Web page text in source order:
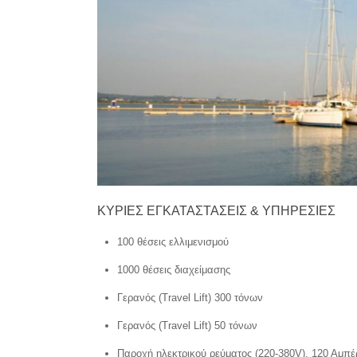
ΚΥΡΙΕΣ ΕΓΚΑΤΑΣΤΑΣΕΙΣ & ΥΠΗΡΕΣΙΕΣ
100 θέσεις ελλιμενισμού
1000 θέσεις διαχείμασης
Γερανός (Travel Lift) 300 τόνων
Γερανός (Travel Lift) 50 τόνων
Παροχή ηλεκτρικού ρεύματος (220-380V), 120